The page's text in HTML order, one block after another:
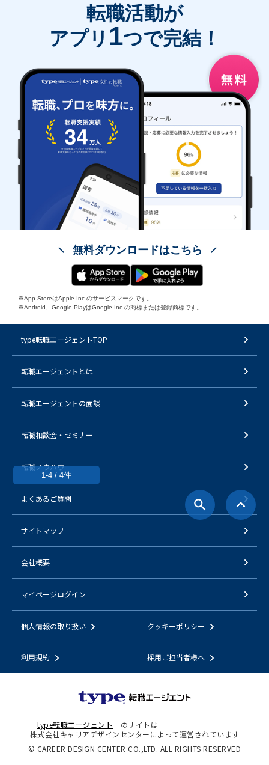
1-4 / 4件
転職活動が
アプリ 1つで完結！
無料ダウンロードはこちら
※App StoreはApple Inc.のサービスマークです。
※Android、Google PlayはGoogle Inc.の商標または登録商標です。
type転職エージェントTOP
転職エージェントとは
転職エージェントの面談
転職相談会・セミナー
転職ノウハウ
よくあるご質問
サイトマップ
会社概要
マイページログイン
個人情報の取り扱い クッキーポリシー
利用規約 採用ご担当者様へ
「type転職エージェント 」のサイトは
株式会社キャリアデザインセンターによって運営されています
© CAREER DESIGN CENTER CO.,LTD. ALL RIGHTS RESERVED